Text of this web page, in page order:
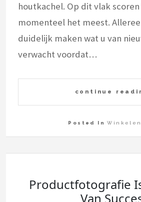
houtkachel. Op dit vlak
momenteel het meest.
duidelijk maken wat u van
verwacht voordat…
continue
Posted InWinkelen
Productfotografie
Van